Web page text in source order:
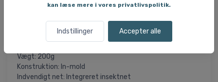
kan læse mere i vores privatlivspolitik.
Indstillinger Accepter alle
Vægt: 200g
Konstruktion: In-mold
Indvendigt net: Integreret insektnet